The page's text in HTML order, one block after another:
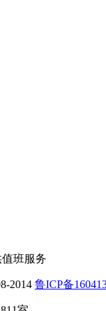
班服务
2014 鲁ICP备